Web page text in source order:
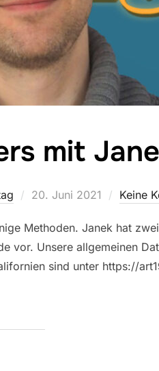
mit
Veröffentlicht
20. Juni 2021 Keine
Methoden. Janek hat
vor. Unsere allgemeinen
sind unter https://